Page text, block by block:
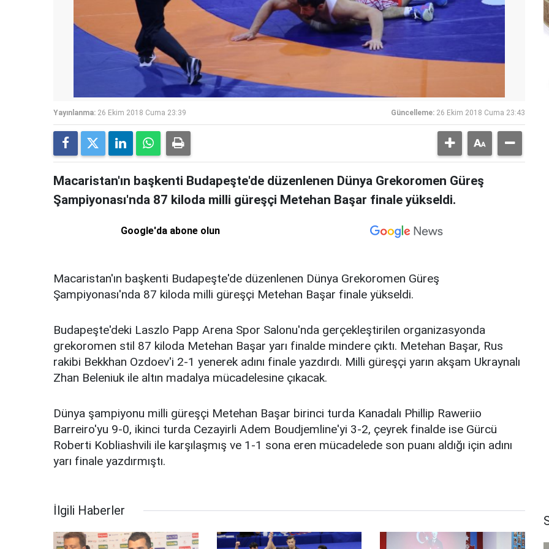
Yayınlanma: 26 Ekim 2018 Cuma 23:39 Güncelleme: 26 Ekim 2018 Cuma 23:43
Macaristan'ın başkenti Budapeşte'de düzenlenen Dünya Grekoromen Güreş
Şampiyonası'nda 87 kiloda milli güreşçi Metehan Başar finale yükseldi.
Google'da abone olun
Macaristan'ın başkenti Budapeşte'de düzenlenen Dünya Grekoromen Güreş
Şampiyonası'nda 87 kiloda milli güreşçi Metehan Başar finale yükseldi.
Budapeşte'deki Laszlo Papp Arena Spor Salonu'nda gerçekleştirilen organizasyonda
grekoromen stil 87 kiloda Metehan Başar yarı finalde mindere çıktı. Metehan Başar, Rus
rakibi Bekkhan Ozdoev'i 2-1 yenerek adını finale yazdırdı. Milli güreşçi yarın akşam Ukraynalı
Zhan Beleniuk ile altın madalya mücadelesine çıkacak.
Dünya şampiyonu milli güreşçi Metehan Başar birinci turda Kanadalı Phillip Raweriio
Barreiro'yu 9-0, ikinci turda Cezayirli Adem Boudjemline'yi 3-2, çeyrek finalde ise Gürcü
Roberti Kobliashvili ile karşılaşmış ve 1-1 sona eren mücadelede son puanı aldığı için adını
yarı finale yazdırmıştı.
İlgili Haberler